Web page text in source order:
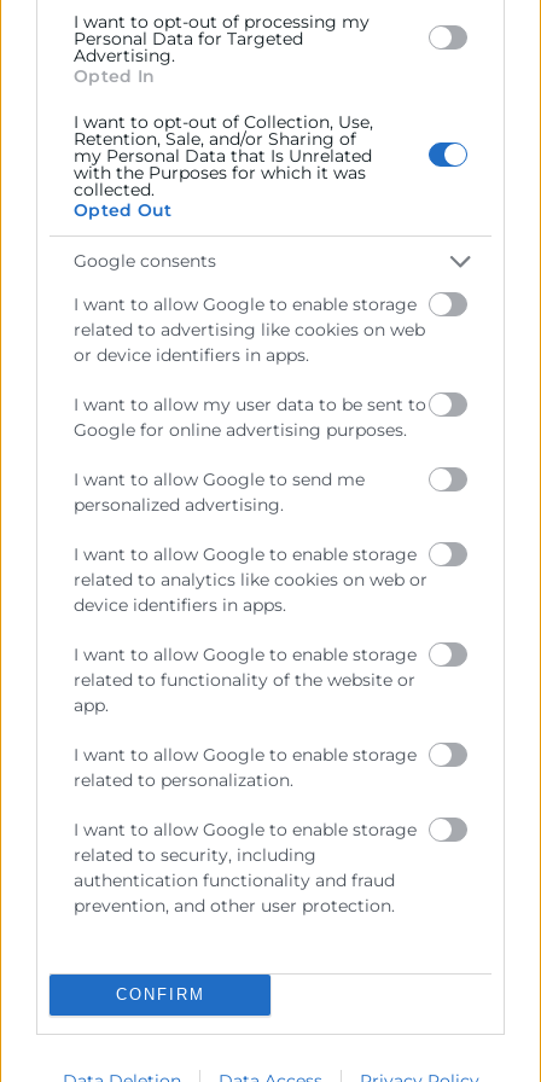
I want to opt-out of processing my
Personal Data for Targeted
Advertising.
Opted In
I want to opt-out of Collection, Use,
Retention, Sale, and/or Sharing of
my Personal Data that Is Unrelated
with the Purposes for which it was
collected.
Opted Out
Google consents
I want to allow Google to enable storage
related to advertising like cookies on web
or device identifiers in apps.
I want to allow my user data to be sent to
Google for online advertising purposes.
I want to allow Google to send me
personalized advertising.
I want to allow Google to enable storage
related to analytics like cookies on web or
device identifiers in apps.
I want to allow Google to enable storage
related to functionality of the website or
app.
I want to allow Google to enable storage
related to personalization.
I want to allow Google to enable storage
related to security, including
authentication functionality and fraud
prevention, and other user protection.
CONFIRM
seguimiento exhaustivo del curso, proponiendo – si
es necesario – otras tareas adicionales para
complementar la formación.
METODOLOGÍA
La formación online te permite
cuándo quieras,es flexible, ya que no existen
horarios predeterminados, es el propio alumno quien
marca cuándo quiere estudiar para lo que tiene a su
disposición El Campus Empresarial Virtual (CVE), una
plataforma digital basada en dos puntos
alumno y el seguimientode su aprendizaje por
del tutor.
Este curso cuenta conmateriales digitales
descargableselaborados por profesionales del
sector, el alumno durante la formación deberá
ejercicios, casos prácticos y
cuestionarios,que verifiquen el aprendizaje de los
un seguimiento personal que garantice dicho
aprendizaje.
El CVE cuenta con diferentes
para el alumno,
como los foros, los chats y el correo
electrónico. Además, en esta formación, el
webinars (clases virtuales ), una herramienta útil para
tener un contacto directo con el tutor y así resolver
dudas o hacer consultas.